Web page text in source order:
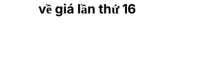
về giá lần thứ 16